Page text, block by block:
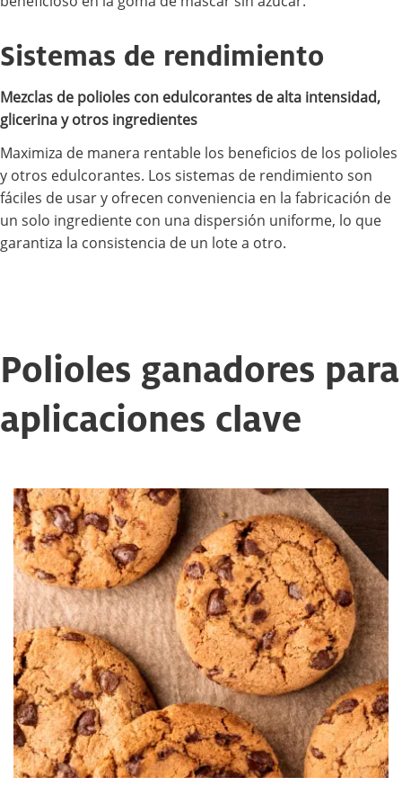
Sistemas de rendimiento
Mezclas de polioles con edulcorantes de alta intensidad,
glicerina y otros ingredientes
Maximiza de manera rentable los beneficios de los polioles
y otros edulcorantes. Los sistemas de rendimiento son
fáciles de usar y ofrecen conveniencia en la fabricación de
un solo ingrediente con una dispersión uniforme, lo que
garantiza la consistencia de un lote a otro.
Polioles ganadores para
aplicaciones clave